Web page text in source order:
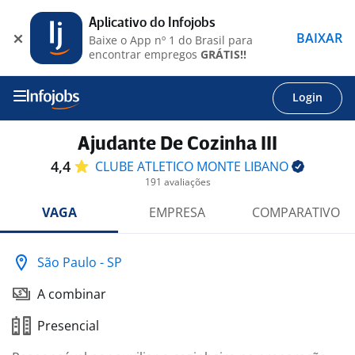
Login
Ajudante De Cozinha III
4,4 CLUBE ATLETICO MONTE LIBANO
191 avaliações
VAGA EMPRESA COMPARATIVO
São Paulo - SP
A combinar
Presencial
Aplicativo do Infojobs
Baixe o App nº 1 do Brasil para
encontrar empregos GRÁTIS!!
BAIXAR